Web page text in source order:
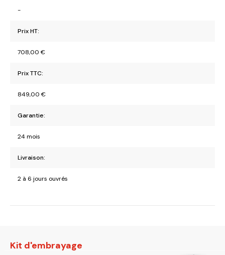
-
Prix HT:
708,00 €
Prix TTC:
849,00 €
Garantie:
24 mois
Livraison:
2 à 6 jours ouvrés
Kit d'embrayage